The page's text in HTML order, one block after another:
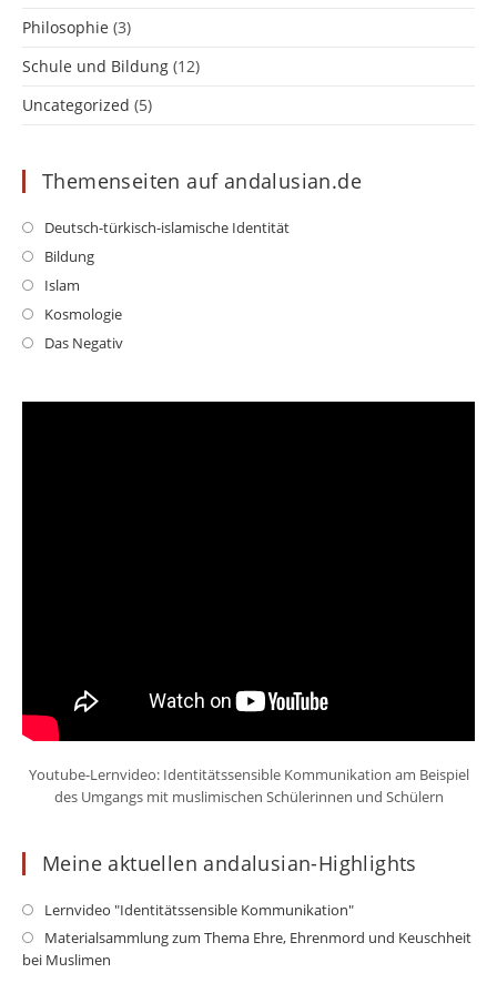
Philosophie (3)
Schule und Bildung (12)
Uncategorized (5)
Themenseiten auf andalusian.de
Deutsch-türkisch-islamische IdentitätOpens
BildungOpens
new
tab
Islam
in
new
KosmologieOpens
in
Das NegativOpens
Youtube-Lernvideo: Identitätssensible Kommunikation am Beispiel
des Umgangs mit muslimischen Schülerinnen und Schülern
Meine aktuellen andalusian-Highlights
Lernvideo "Identitätssensible Kommunikation"Opens
in
Materialsammlung zum Thema Ehre, Ehrenmord und Keuschheit
bei Muslimen